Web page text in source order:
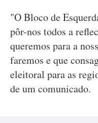
"O Bloco de
pôr-nos todos a
queremos para a
faremos e que
eleitoral para as
de um comunicado.